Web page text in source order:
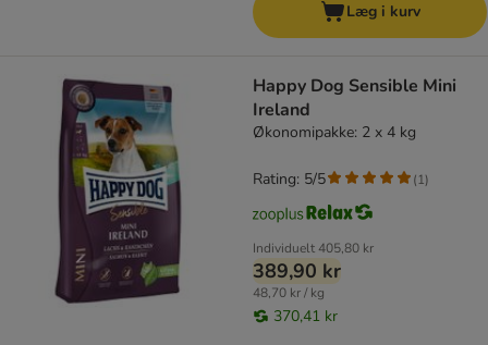
Læg i kurv
Happy Dog Sensible Mini
Ireland
Økonomipakke: 2 x 4 kg
Individuelt405,80 kr
389,90 kr
48,70 kr / kg
370,41 kr
Rating: 5/5 (1)